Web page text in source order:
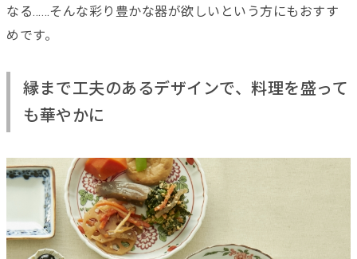
なる……そんな彩り豊かな器が欲しいという方にもおすす
めです。
縁まで工夫のあるデザインで、料理を盛って
も華やかに